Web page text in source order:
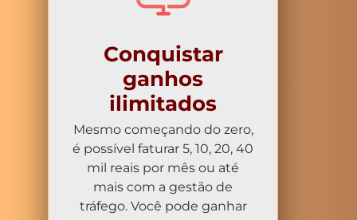
Conquistar
ganhos
ilimitados
Mesmo começando do zero,
é possível faturar 5, 10, 20, 40
mil reais por mês ou até
mais com a gestão de
tráfego. Você pode ganhar